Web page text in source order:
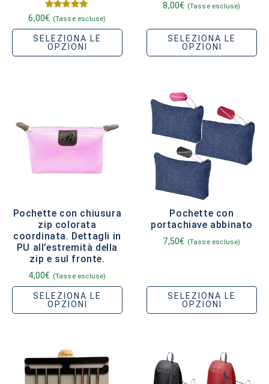
Valutato
5.00
su 5
6,00€ (Tasse escluse)
SELEZIONA LE
OPZIONI
8,00€ (Tasse escluse)
SELEZIONA LE
OPZIONI
Pochette con chiusura
zip colorata
coordinata. Dettagli in
PU all’estremità della
zip e sul fronte.
4,00€ (Tasse escluse)
SELEZIONA LE
OPZIONI
Pochette con
portachiave abbinato
7,50€ (Tasse escluse)
SELEZIONA LE
OPZIONI